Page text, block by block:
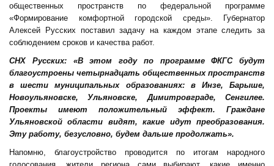
общественных пространств по федеральной программе
«Формирование комфортной городской среды». Губернатор
Алексей Русских поставил задачу на каждом этапе следить за
соблюдением сроков и качества работ.
СНХ Русских: «В этом году по программе ФКГС будут
благоустроены четырнадцать общественных пространств
в шести муниципальных образованиях: в Инзе, Барыше,
Новоульяновске, Ульяновске, Димитровграде, Сенгилее.
Проекты имеют положительный эффект. Граждане
Ульяновской области видят, какие идут преобразования.
Эту работу, безусловно, будем дальше продолжать».
Напомню, благоустройство проводится по итогам народного